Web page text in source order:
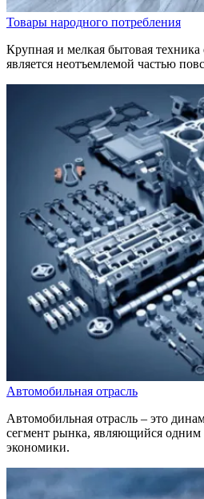
Товары народного потребления
Крупная и мелкая бытовая
является неотъемлемой частью
Автомобильная отрасль
Автомобильная отрасль – это
сегмент рынка, являющийся одним
экономики.